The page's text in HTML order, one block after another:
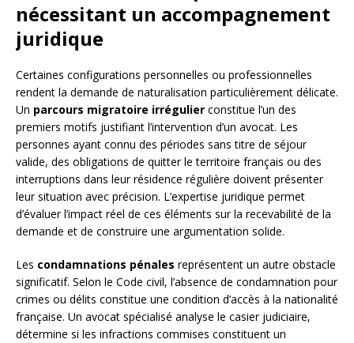
nécessitant un accompagnement
juridique
Certaines configurations personnelles ou professionnelles
rendent la demande de naturalisation particulièrement délicate.
Un parcours migratoire irrégulier constitue l’un des
premiers motifs justifiant l’intervention d’un avocat. Les
personnes ayant connu des périodes sans titre de séjour
valide, des obligations de quitter le territoire français ou des
interruptions dans leur résidence régulière doivent présenter
leur situation avec précision. L’expertise juridique permet
d’évaluer l’impact réel de ces éléments sur la recevabilité de la
demande et de construire une argumentation solide.
Les condamnations pénales représentent un autre obstacle
significatif. Selon le Code civil, l’absence de condamnation pour
crimes ou délits constitue une condition d’accès à la nationalité
française. Un avocat spécialisé analyse le casier judiciaire,
détermine si les infractions commises constituent un